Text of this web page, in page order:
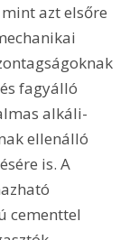
azt elsőre
fagyálló
alkáli-
ellenálló
is. A
cementtel